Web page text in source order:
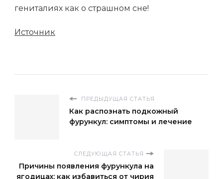
гениталиях как о страшном сне!
Источник
ПРЕДЫДУЩАЯ СТАТЬЯ
Как распознать подкожный
фурункул: симптомы и лечение
СЛЕДУЮЩАЯ СТАТЬЯ
Причины появления фурункула на
ягодицах: как избавиться от чирия